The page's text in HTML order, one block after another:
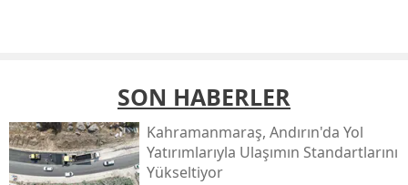
SON HABERLER
Kahramanmaraş, Andırın'da Yol
Yatırımlarıyla Ulaşımın Standartlarını
Yükseltiyor